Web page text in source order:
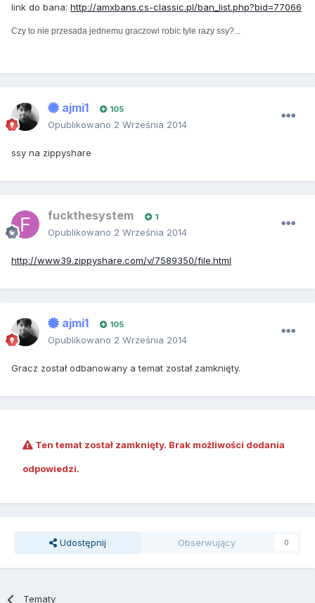
link do bana: http://amxbans.cs-classic.pl/ban_list.php?bid=77066
Czy to nie przesada jednemu graczowi robic tyle razy ssy?...
ajmi1 105
Opublikowano 2 Września 2014
ssy na zippyshare
fuckthesystem 1
Opublikowano 2 Września 2014
http://www39.zippyshare.com/v/7589350/file.html
ajmi1 105
Opublikowano 2 Września 2014
Gracz został odbanowany a temat został zamknięty.
Ten temat został zamknięty. Brak możliwości dodania
odpowiedzi.
Udostępnij Obserwujący 0
Tematy